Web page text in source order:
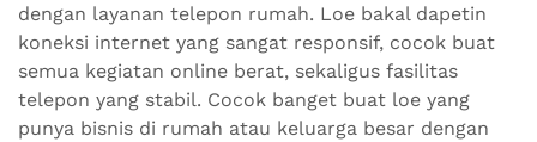
dengan layanan telepon rumah. Loe bakal dapetin
koneksi internet yang sangat responsif, cocok buat
semua kegiatan online berat, sekaligus fasilitas
telepon yang stabil. Cocok banget buat loe yang
punya bisnis di rumah atau keluarga besar dengan